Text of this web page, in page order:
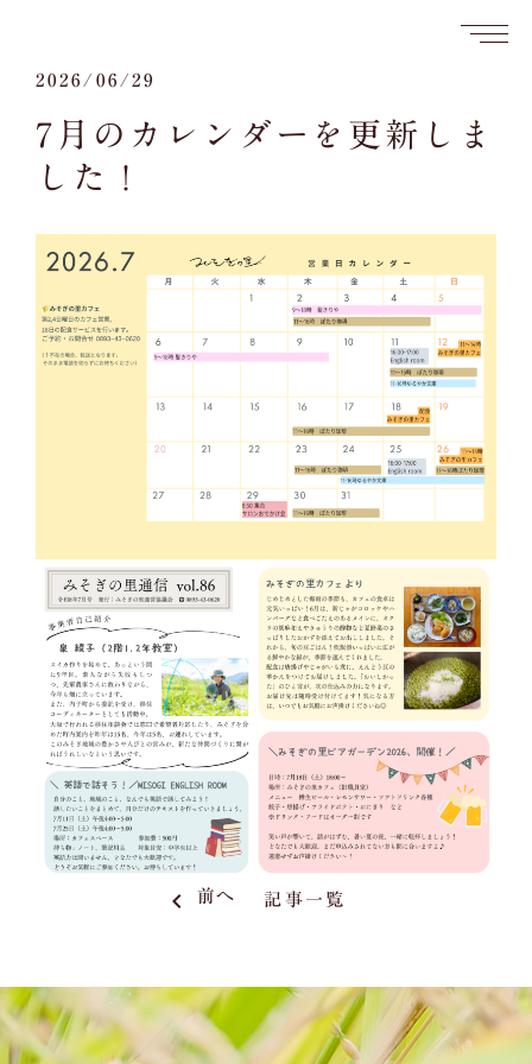
2026/06/29
7月のカレンダーを更新しま
した！
keyboard_arrow_left 前へ 記事一覧